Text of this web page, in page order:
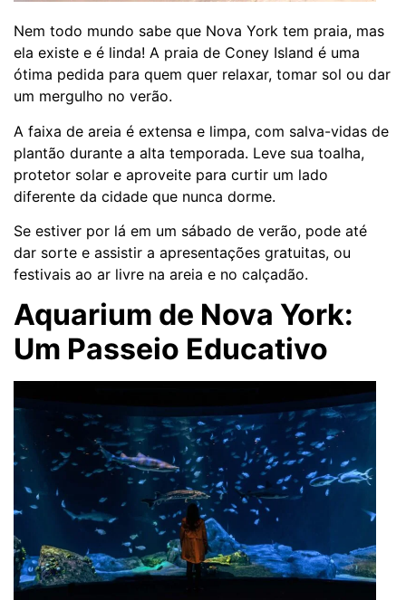
Nem todo mundo sabe que Nova York tem praia, mas
ela existe e é linda! A praia de Coney Island é uma
ótima pedida para quem quer relaxar, tomar sol ou dar
um mergulho no verão.
A faixa de areia é extensa e limpa, com salva-vidas de
plantão durante a alta temporada. Leve sua toalha,
protetor solar e aproveite para curtir um lado
diferente da cidade que nunca dorme.
Se estiver por lá em um sábado de verão, pode até
dar sorte e assistir a apresentações gratuitas, ou
festivais ao ar livre na areia e no calçadão.
Aquarium de Nova York:
Um Passeio Educativo